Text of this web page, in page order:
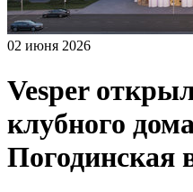
02 июня 2026
Vesper
клубного
Погодинская